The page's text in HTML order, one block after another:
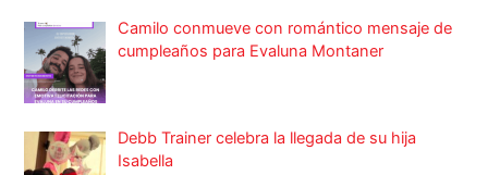
Camilo conmueve con romántico mensaje de
cumpleaños para Evaluna Montaner
Debb Trainer celebra la llegada de su hija
Isabella